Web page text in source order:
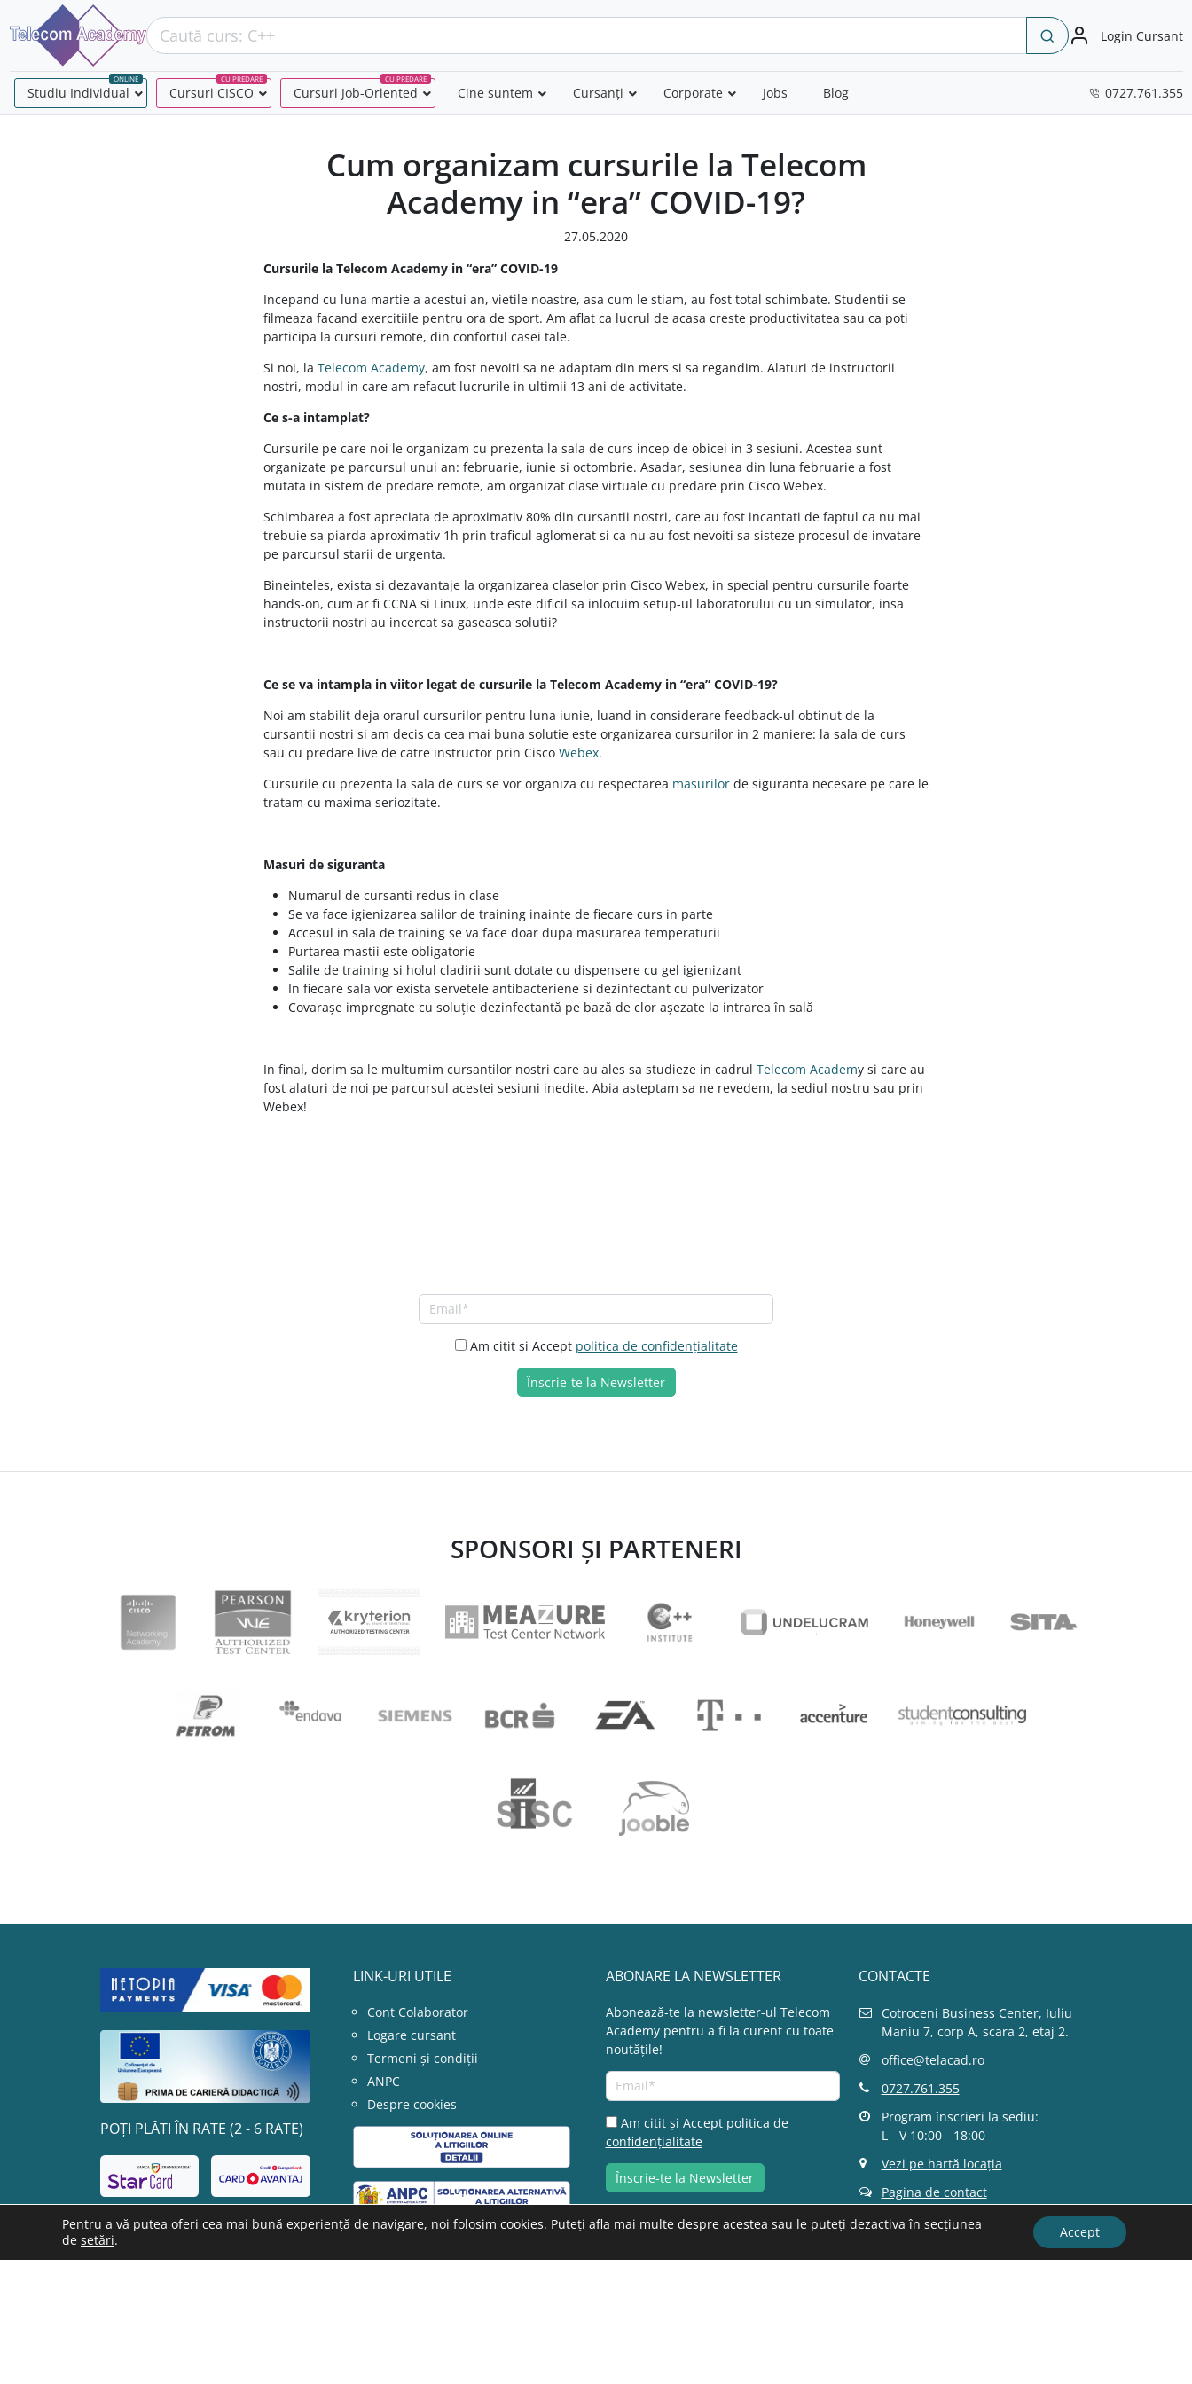
Login Cursant
Studiu Individual –
ONLINE
Cursuri CISCO –
CU PREDARE
Cursuri Job-Oriented –
CU PREDARE
Cine suntem Cursanți Corporate Jobs Blog 0727.761.355
Cum organizam cursurile la Telecom
Academy in “era” COVID-19?
27.05.2020
Cursurile la Telecom Academy in “era” COVID-19
Incepand cu luna martie a acestui an, vietile noastre, asa cum le stiam, au fost total schimbate. Studentii se
filmeaza facand exercitiile pentru ora de sport. Am aflat ca lucrul de acasa creste productivitatea sau ca poti
participa la cursuri remote, din confortul casei tale.
Si noi, la Telecom Academy, am fost nevoiti sa ne adaptam din mers si sa regandim. Alaturi de instructorii
nostri, modul in care am refacut lucrurile in ultimii 13 ani de activitate.
Ce s-a intamplat?
Cursurile pe care noi le organizam cu prezenta la sala de curs incep de obicei in 3 sesiuni. Acestea sunt
organizate pe parcursul unui an: februarie, iunie si octombrie. Asadar, sesiunea din luna februarie a fost
mutata in sistem de predare remote, am organizat clase virtuale cu predare prin Cisco Webex.
Schimbarea a fost apreciata de aproximativ 80% din cursantii nostri, care au fost incantati de faptul ca nu mai
trebuie sa piarda aproximativ 1h prin traficul aglomerat si ca nu au fost nevoiti sa sisteze procesul de invatare
pe parcursul starii de urgenta.
Bineinteles, exista si dezavantaje la organizarea claselor prin Cisco Webex, in special pentru cursurile foarte
hands-on, cum ar fi CCNA si Linux, unde este dificil sa inlocuim setup-ul laboratorului cu un simulator, insa
instructorii nostri au incercat sa gaseasca solutii?
Ce se va intampla in viitor legat de cursurile la Telecom Academy in “era” COVID-19?
Noi am stabilit deja orarul cursurilor pentru luna iunie, luand in considerare feedback-ul obtinut de la
cursantii nostri si am decis ca cea mai buna solutie este organizarea cursurilor in 2 maniere: la sala de curs
sau cu predare live de catre instructor prin Cisco Webex.
Cursurile cu prezenta la sala de curs se vor organiza cu respectarea masurilor de siguranta necesare pe care le
tratam cu maxima seriozitate.
Masuri de siguranta
Numarul de cursanti redus in clase
Se va face igienizarea salilor de training inainte de fiecare curs in parte
Accesul in sala de training se va face doar dupa masurarea temperaturii
Purtarea mastii este obligatorie
Salile de training si holul cladirii sunt dotate cu dispensere cu gel igienizant
In fiecare sala vor exista servetele antibacteriene si dezinfectant cu pulverizator
Covarașe impregnate cu soluție dezinfectantă pe bază de clor așezate la intrarea în sală
In final, dorim sa le multumim cursantilor nostri care au ales sa studieze in cadrul Telecom Academy si care au
fost alaturi de noi pe parcursul acestei sesiuni inedite. Abia asteptam sa ne revedem, la sediul nostru sau prin
Webex!
Am citit și Accept politica de confidențialitate
SPONSORI ȘI PARTENERI
POȚI PLĂTI ÎN RATE (2 - 6 RATE)
LINK-URI UTILE
Cont Colaborator
Logare cursant
Termeni și condiții
ANPC
Despre cookies
ABONARE LA NEWSLETTER
Abonează-te la newsletter-ul Telecom
Academy pentru a fi la curent cu toate
noutățile!
Am citit și Accept politica de
confidențialitate
URMĂREȘTE-NE!
CONTACTE
Cotroceni Business Center, Iuliu
Maniu 7, corp A, scara 2, etaj 2.
office@telacad.ro
0727.761.355
Program înscrieri la sediu:
L - V 10:00 - 18:00
Vezi pe hartă locația
Pagina de contact
Pentru a vă putea oferi cea mai bună experiență de navigare, noi folosim cookies. Puteți afla mai multe despre acestea sau le puteți dezactiva în secțiunea
de setări. Accept